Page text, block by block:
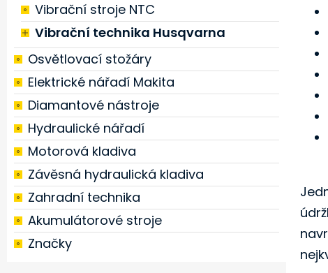
Vibrační stroje NTC
Vibrační technika Husqvarna
Osvětlovací stožáry
Elektrické nářadí Makita
Diamantové nástroje
Hydraulické nářadí
Motorová kladiva
Závěsná hydraulická kladiva
Zahradní technika
Akumulátorové stroje
Značky